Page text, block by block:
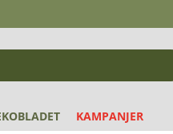
KAMPANJER